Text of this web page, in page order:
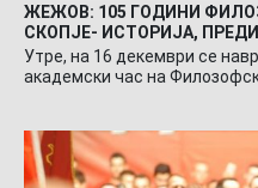
ЖЕЖОВ: 105 ГОДИНИ
СКОПЈЕ- ИСТОРИЈА,
Утре, на 16 декември се
академски час на